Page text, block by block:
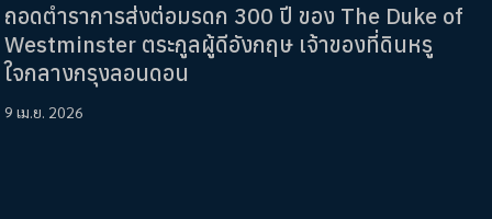
ถอดตำราการส่งต่อมรดก 300 ปี ของ The Duke of
Westminster ตระกูลผู้ดีอังกฤษ เจ้าของที่ดินหรู
ใจกลางกรุงลอนดอน
9 เม.ย. 2026